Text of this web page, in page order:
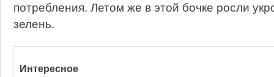
потребления. Летом же в этой бочке росли
зелень.
Интересное